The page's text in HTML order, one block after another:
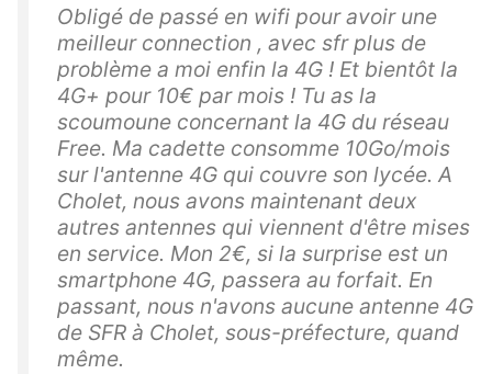
Obligé de passé en wifi pour avoir une
meilleur connection , avec sfr plus de
problème a moi enfin la 4G ! Et bientôt la
4G+ pour 10€ par mois ! Tu as la
scoumoune concernant la 4G du réseau
Free. Ma cadette consomme 10Go/mois
sur l'antenne 4G qui couvre son lycée. A
Cholet, nous avons maintenant deux
autres antennes qui viennent d'être mises
en service. Mon 2€, si la surprise est un
smartphone 4G, passera au forfait. En
passant, nous n'avons aucune antenne 4G
de SFR à Cholet, sous-préfecture, quand
même.